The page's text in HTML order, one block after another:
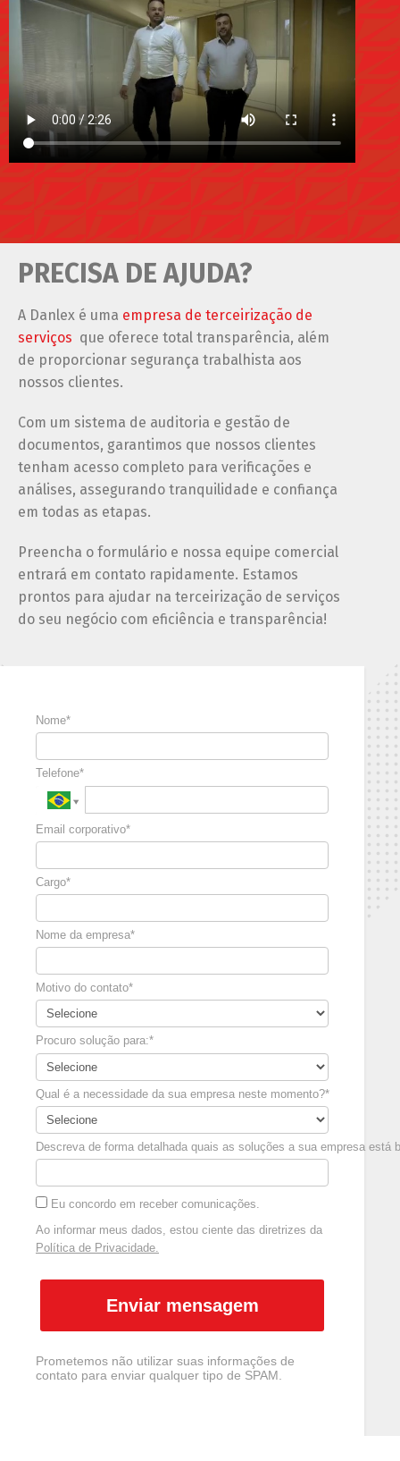
PRECISA DE AJUDA?
A Danlex é uma empresa de terceirização de
serviços que oferece total transparência, além
de proporcionar segurança trabalhista aos
nossos clientes.
Com um sistema de auditoria e gestão de
documentos, garantimos que nossos clientes
tenham acesso completo para verificações e
análises, assegurando tranquilidade e confiança
em todas as etapas.
Preencha o formulário e nossa equipe comercial
entrará em contato rapidamente. Estamos
prontos para ajudar na terceirização de serviços
do seu negócio com eficiência e transparência!
Nome*
Telefone*
Email corporativo*
Cargo*
Nome da empresa*
Motivo do contato*
Procuro solução para:*
Qual é a necessidade da sua empresa neste momento?*
Descreva de forma detalhada quais as soluções a sua empresa está
Eu concordo em receber comunicações.
Ao informar meus dados, estou ciente das diretrizes da
Política de Privacidade.
Enviar mensagem
Prometemos não utilizar suas informações de
contato para enviar qualquer tipo de SPAM.